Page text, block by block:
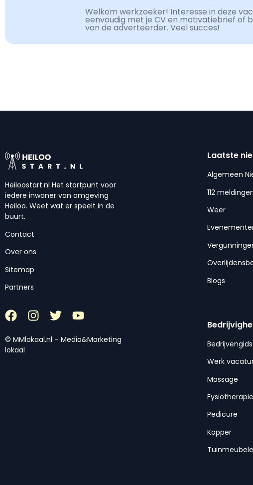
Welkom werkzoeker! Interesse in deze
eenvoudig met je CV en motivatiebrief of
van de adverteerder. Veel succes!
Heiloostart.nl Het startpunt voor
iedere inwoner van omgeving
Heiloo. Weet wat er speelt in de
buurt.
Contact
Over ons
Sitemap
Partners
© MMlokaal.nl – Media&Marketing
lokaal
Laatste
Algemeen
112
Weer
Blogs
Bedrijvengids
Werk
Massage
Fysiotherapie
Pedicure
Kapper